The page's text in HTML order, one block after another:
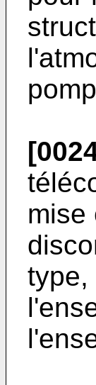
mise
type,